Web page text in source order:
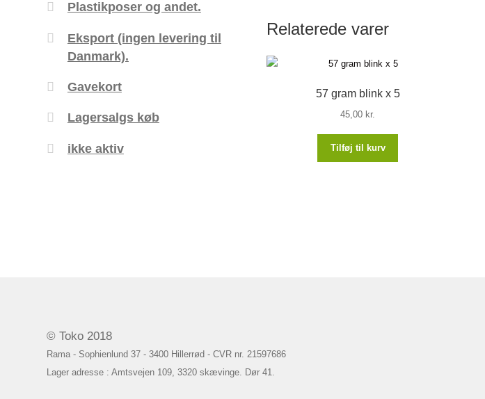
Relaterede varer
57 gram blink x 5
45,00 kr.
Tilføj til kurv
Plastikposer og andet.
Eksport (ingen levering til
Danmark).
Gavekort
Lagersalgs køb
ikke aktiv
© Toko 2018
Rama - Sophienlund 37 - 3400 Hillerrød - CVR nr. 21597686
Lager adresse : Amtsvejen 109, 3320 skævinge. Dør 41.